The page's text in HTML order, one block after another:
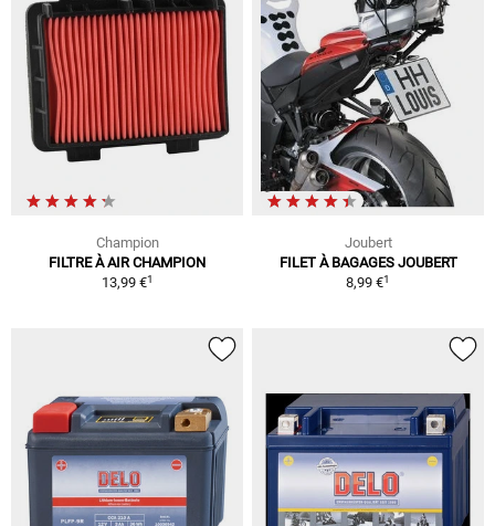
Champion
FILTRE À AIR CHAMPION
13,99 €1
Joubert
FILET À BAGAGES JOUBERT
8,99 €1